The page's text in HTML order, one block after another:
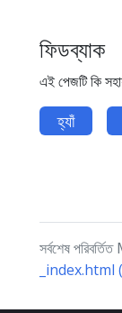
ফিডব্যাক
এই পেজটি কি
হ্যাঁ
সর্বশেষ